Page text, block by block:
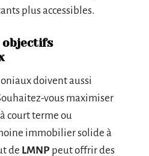
plus accessibles.
objectifs
doivent aussi
vous maximiser
court terme ou
immobilier solide à
de LMNP peut offrir des